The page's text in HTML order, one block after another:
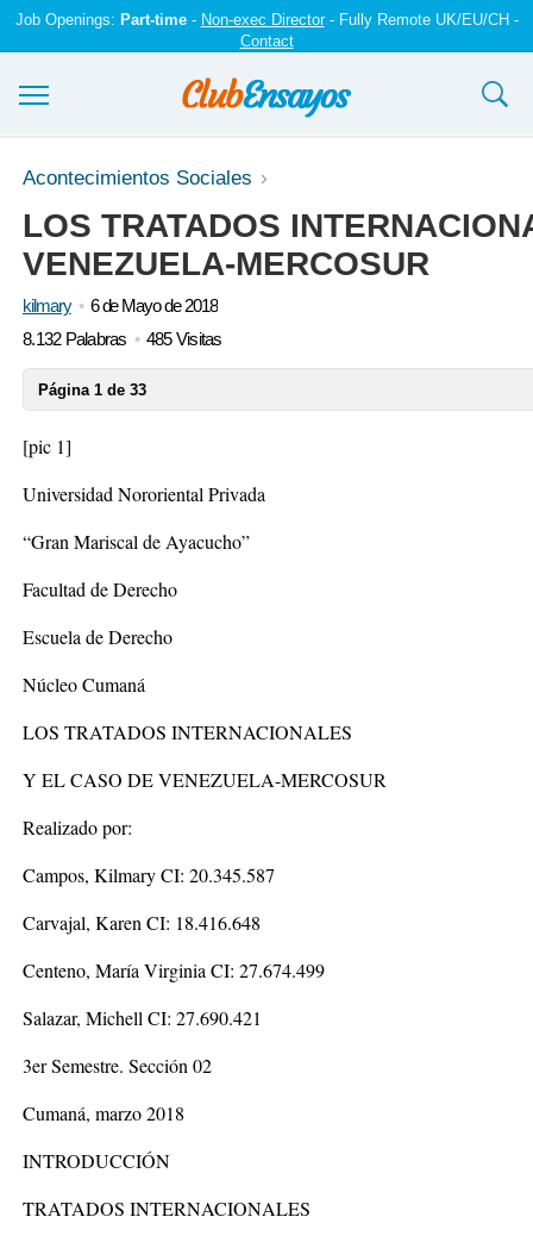
Job Openings: Part-time- Non-exec Director- Fully Remote UK/EU/CH -
Contact
Ensayos y trabajos
Registrarse
Iniciar sesión
Acontecimientos Sociales
LOS TRATADOS
VENEZUELA-MERCOSUR
kilmary
6 de Mayo de 2018
8.132 Palabras
485 Visitas
Página 1 de 33
[pic 1]
Universidad Nororiental Privada
“Gran Mariscal de Ayacucho”
Facultad de Derecho
Escuela de Derecho
Núcleo Cumaná
LOS TRATADOS INTERNACIONALES
Y EL CASO DE VENEZUELA-MERCOSUR
Realizado por:
Campos, Kilmary CI: 20.345.587
Carvajal, Karen CI: 18.416.648
Centeno, María Virginia CI: 27.674.499
Salazar, Michell CI: 27.690.421
3er Semestre. Sección 02
Cumaná, marzo 2018
INTRODUCCIÓN
TRATADOS INTERNACIONALES